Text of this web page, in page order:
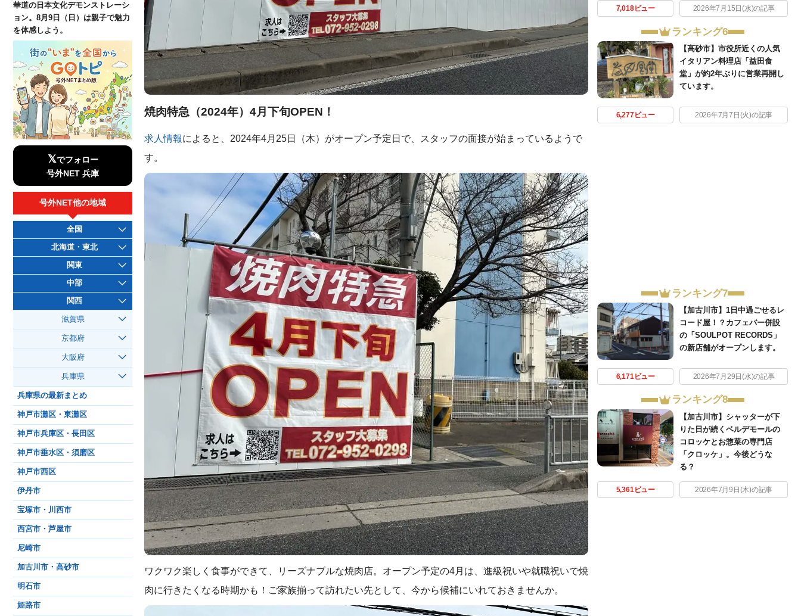
焼肉特急（2024年）4月下旬OPEN！
求人情報によると、2024年4月25日（木）がオープン予定日で、スタッフの面接が始まっているようで
す。
ワクワク楽しく食事ができて、リーズナブルな焼肉店。オープン予定の4月は、進級祝いや就職祝いで焼
肉に行きたくなる時期かも！ご家族揃って訪れたい先として、今から候補にいれておきませんか。
7,018ビュー 2026年7月15日(水)の記事
ランキング6
【高砂市】市役所近くの人気
イタリアン料理店「益田食
堂」が約2年ぶりに営業再開し
ています。
6,277ビュー 2026年7月7日(火)の記事
ランキング7
【加古川市】1日中過ごせるレ
コード屋！？カフェバー併設
の「SOULPOT RECORDS」
の新店舗がオープンします。
6,171ビュー 2026年7月29日(水)の記事
ランキング8
【加古川市】シャッターが下
りた日が続くベルデモールの
コロッケとお惣菜の専門店
「クロッケ」。今後どうな
る？
5,361ビュー 2026年7月9日(木)の記事
華道の日本文化デモンストレーシ
ョン。8月9日（日）は親子で魅力
を体感しよう。
𝕏でフォロー
号外NET 兵庫
号外NET他の地域
全国
北海道・東北
関東
中部
関西
滋賀県
京都府
大阪府
兵庫県
兵庫県の最新まとめ
神戸市灘区・東灘区
神戸市兵庫区・長田区
神戸市垂水区・須磨区
神戸市西区
伊丹市
宝塚市・川西市
西宮市・芦屋市
尼崎市
加古川市・高砂市
明石市
姫路市